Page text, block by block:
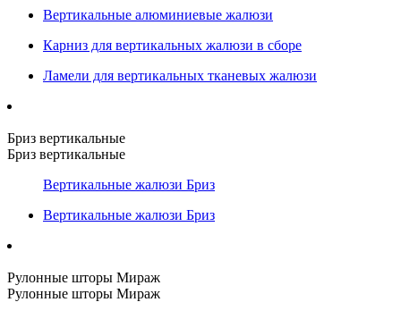
Вертикальные алюминиевые жалюзи
Карниз для вертикальных жалюзи в сборе
Ламели для вертикальных тканевых жалюзи
Бриз вертикальные
Бриз вертикальные
Вертикальные жалюзи Бриз
Вертикальные жалюзи Бриз
Рулонные шторы Мираж
Рулонные шторы Мираж